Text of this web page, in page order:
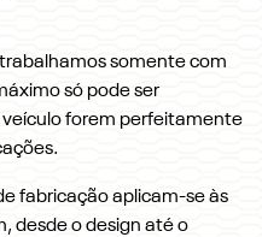
somente com
só pode ser
forem perfeitamente
fabricação aplicam-se às
desde o design até o